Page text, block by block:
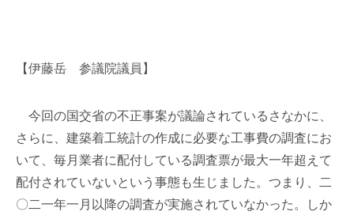
【伊藤岳 参議院議員】
今回の国交省の不正事案が議論されているさなかに、
さらに、建築着工統計の作成に必要な工事費の調査にお
いて、毎月業者に配付している調査票が最大一年超えて
配付されていないという事態も生じました。つまり、二
〇二一年一月以降の調査が実施されていなかった。しか